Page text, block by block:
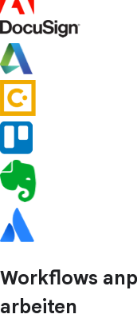
Workflows
arbeiten